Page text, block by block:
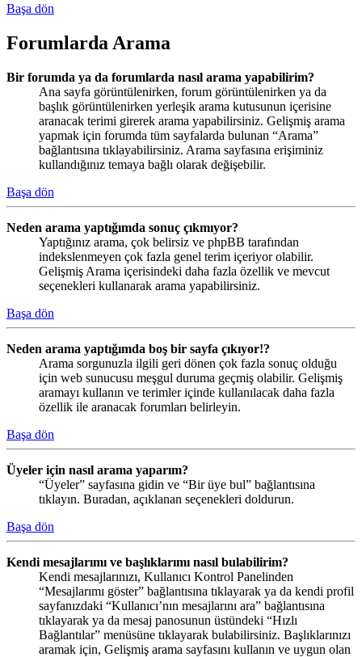
Başa dön
Forumlarda Arama
Bir forumda ya da forumlarda nasıl arama yapabilirim?
Ana sayfa görüntülenirken, forum görüntülenirken ya da
başlık görüntülenirken yerleşik arama kutusunun içerisine
aranacak terimi girerek arama yapabilirsiniz. Gelişmiş arama
yapmak için forumda tüm sayfalarda bulunan “Arama”
bağlantısına tıklayabilirsiniz. Arama sayfasına erişiminiz
kullandığınız temaya bağlı olarak değişebilir.
Başa dön
Neden arama yaptığımda sonuç çıkmıyor?
Yaptığınız arama, çok belirsiz ve phpBB tarafından
indekslenmeyen çok fazla genel terim içeriyor olabilir.
Gelişmiş Arama içerisindeki daha fazla özellik ve mevcut
seçenekleri kullanarak arama yapabilirsiniz.
Başa dön
Neden arama yaptığımda boş bir sayfa çıkıyor!?
Arama sorgunuzla ilgili geri dönen çok fazla sonuç olduğu
için web sunucusu meşgul duruma geçmiş olabilir. Gelişmiş
aramayı kullanın ve terimler içinde kullanılacak daha fazla
özellik ile aranacak forumları belirleyin.
Başa dön
Üyeler için nasıl arama yaparım?
“Üyeler” sayfasına gidin ve “Bir üye bul” bağlantısına
tıklayın. Buradan, açıklanan seçenekleri doldurun.
Başa dön
Kendi mesajlarımı ve başlıklarımı nasıl bulabilirim?
Kendi mesajlarınızı, Kullanıcı Kontrol Panelinden
“Mesajlarımı göster” bağlantısına tıklayarak ya da kendi profil
sayfanızdaki “Kullanıcı’nın mesajlarını ara” bağlantısına
tıklayarak ya da mesaj panosunun üstündeki “Hızlı
Bağlantılar” menüsüne tıklayarak bulabilirsiniz. Başlıklarınızı
aramak için, Gelişmiş arama sayfasını kullanın ve uygun olan